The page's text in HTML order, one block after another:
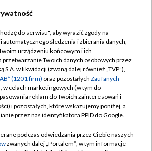
TVP
TVP
Cyfrowa
Regulamin TVP
Polityka prywatności
Moje zgody
Pomoc
Kontakt
do serwisu", aby wyrazić zgody na
śledzenia i zbierania danych,
urządzeniu końcowym i ich
Twoich danych osobowych przez
S.A. w likwidacji (zwaną dalej również „TVP”),
(1201 firm) oraz pozostałych Zaufanych
, w celach marketingowych (w tym do
reklam do Twoich zainteresowań i
i pozostałych, które wskazujemy poniżej, a
przez nas identyfikatora PPID do Google.
podczas odwiedzania przez Ciebie naszych
zwanych dalej „Portalem”, w tym informacje